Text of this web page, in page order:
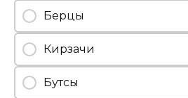
Берцы
Кирзачи
Бутсы